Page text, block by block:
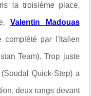
la troisième place,
Valentin Madouas
complété par l'Italien
Team). Trop juste
Quick-Step) a
deux rangs devant